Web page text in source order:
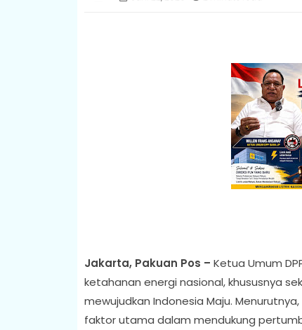
Jakarta, Pakuan Pos – Ketua Umum
ketahanan energi nasional, khususnya
mewujudkan Indonesia Maju.
faktor utama dalam mendukung